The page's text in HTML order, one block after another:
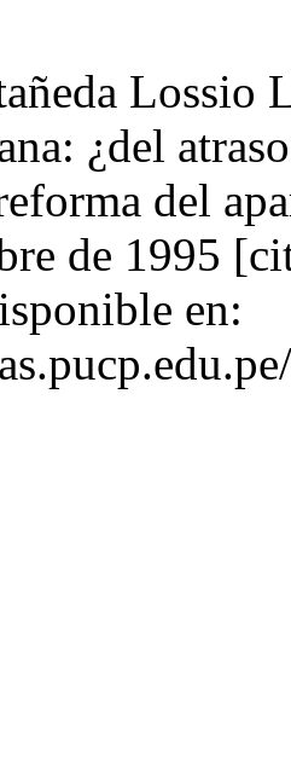
¿del
del
de 1995
en: